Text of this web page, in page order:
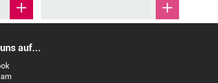
auf...